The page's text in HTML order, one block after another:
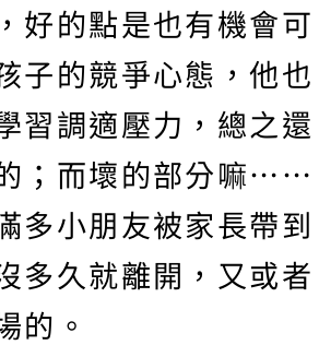
好的點是也有機會可
子的競爭心態，他也
習調適壓力，總之還
；而壞的部分嘛……
多小朋友被家長帶到
多久就離開，又或者
的。